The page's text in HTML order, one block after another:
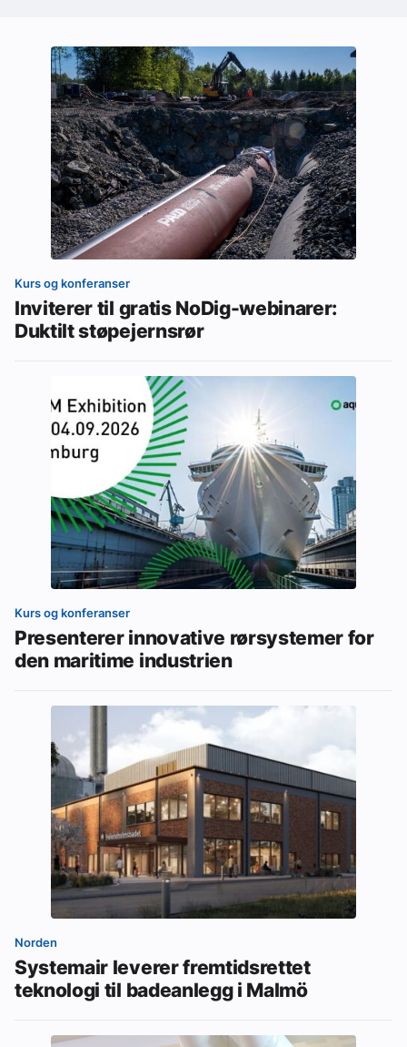
Kurs og konferanser
Inviterer til gratis NoDig-webinarer:
Duktilt støpejernsrør
Kurs og konferanser
Presenterer innovative rørsystemer for
den maritime industrien
Norden
Systemair leverer fremtidsrettet
teknologi til badeanlegg i Malmö